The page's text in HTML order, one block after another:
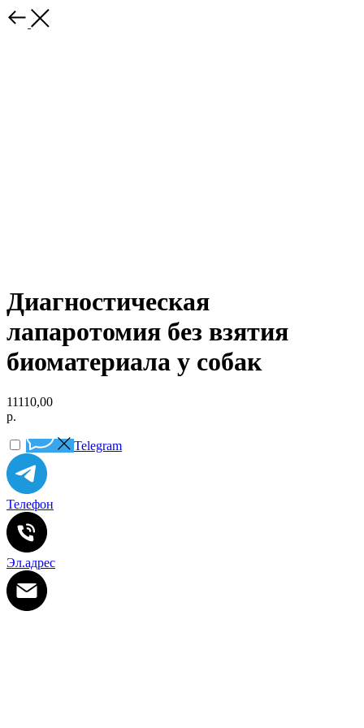
Диагностическая
лапаротомия без взятия
биоматериала у собак
11110,00
р.
Telegram
Телефон
Эл.адрес